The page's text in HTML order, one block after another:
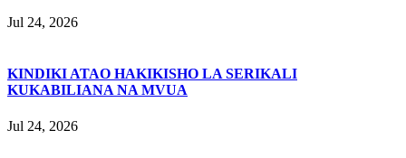
Jul 24, 2026
KINDIKI ATAO HAKIKISHO LA SERIKALI
KUKABILIANA NA MVUA
Jul 24, 2026